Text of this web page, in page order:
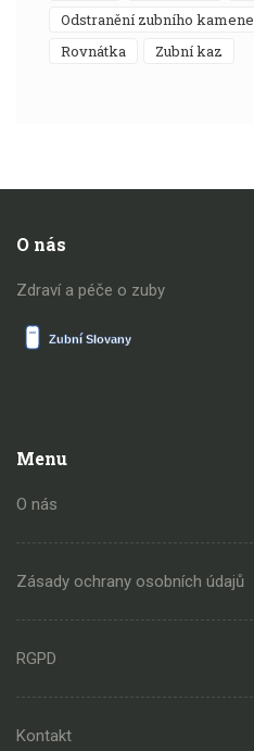
odstranění zubního kamene
rovnátka
zubní kaz
O nás
Zdraví a péče o zuby
Menu
O nás
Zásady ochrany osobních údajů
RGPD
Kontakt